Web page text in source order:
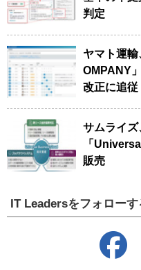
判定
ヤマト運
OMPANY
改正に追従
サムライ
「
販売
IT Leadersをフォローす